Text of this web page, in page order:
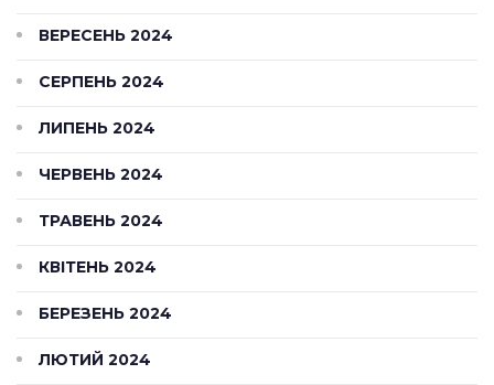
ВЕРЕСЕНЬ 2024
СЕРПЕНЬ 2024
ЛИПЕНЬ 2024
ЧЕРВЕНЬ 2024
ТРАВЕНЬ 2024
КВІТЕНЬ 2024
БЕРЕЗЕНЬ 2024
ЛЮТИЙ 2024